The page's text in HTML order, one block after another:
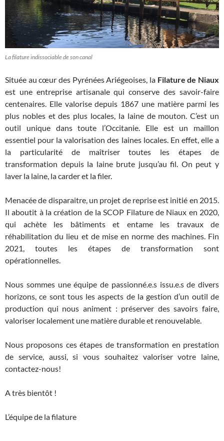
La filature indissociable de son canal
Située au cœur des Pyrénées Ariégeoises, la Filature de Niaux
est une entreprise artisanale qui conserve des savoir-faire
centenaires. Elle valorise depuis 1867 une matière parmi les
plus nobles et des plus locales, la laine de mouton. C’est un
outil unique dans toute l’Occitanie. Elle est un maillon
essentiel pour la valorisation des laines locales. En effet, elle a
la particularité de maîtriser toutes les étapes de
transformation depuis la laine brute jusqu’au fil. On peut y
laver la laine, la carder et la filer.
Menacée de disparaitre, un projet de reprise est initié en 2015.
Il aboutit à la création de la SCOP Filature de Niaux en 2020,
qui achète les bâtiments et entame les travaux de
réhabilitation du lieu et de mise en norme des machines. Fin
2021, toutes les étapes de transformation sont
opérationnelles.
Nous sommes une équipe de passionné.e.s issu.e.s de divers
horizons, ce sont tous les aspects de la gestion d’un outil de
production qui nous animent : préserver des savoirs faire,
valoriser localement une matière durable et renouvelable.
Nous proposons ces étapes de transformation en prestation
de service, aussi, si vous souhaitez valoriser votre laine,
contactez-nous!
A très bientôt !
L’équipe de la filature